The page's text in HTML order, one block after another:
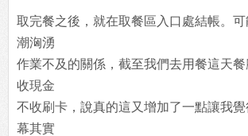
取完餐之後，就在取餐區入口處結帳。可
潮洶湧
作業不及的關係，截至我們去用餐這天
收現金
不收刷卡，說真的這又增加了一點讓我
幕其實